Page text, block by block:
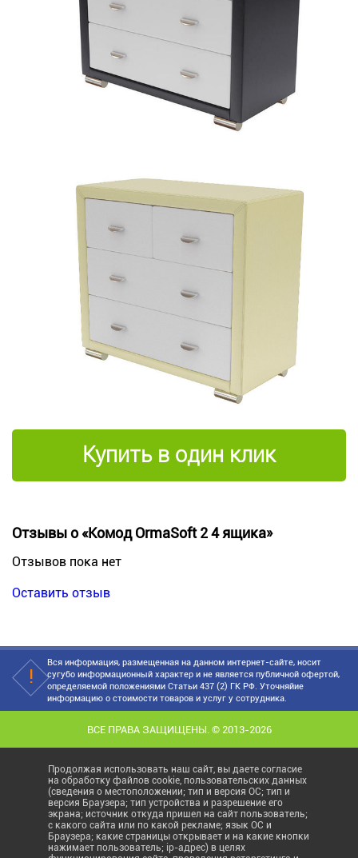
Купить в один клик
Отзывы о «Комод OrmaSoft 2 4 ящика»
Отзывов пока нет
Оставить отзыв
Вся информация, размещенная на данном интернет-сайте, носит
сугубо информационный характер и не является публичной офертой,
определяемой положениями Статьи 437 (2) ГК РФ. Уточняйие
информацию о стоимости товаров и услуг у сотрудника.
ВСЕ ПРАВА ЗАЩИЩЕНЫ. © 2013-2026
Продолжая использовать наш сайт, вы даете согласие
на обработку файлов cookie, пользовательских данных
(сведения о местоположении; тип и версия ОС; тип и
версия Браузера; тип устройства и разрешение его
экрана; источник откуда пришел на сайт пользователь;
с какого сайта или по какой рекламе; язык ОС и
Браузера; какие страницы открывает и на какие кнопки
нажимает пользователь; ip-адрес) в целях